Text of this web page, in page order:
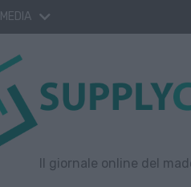
Il giornale online del